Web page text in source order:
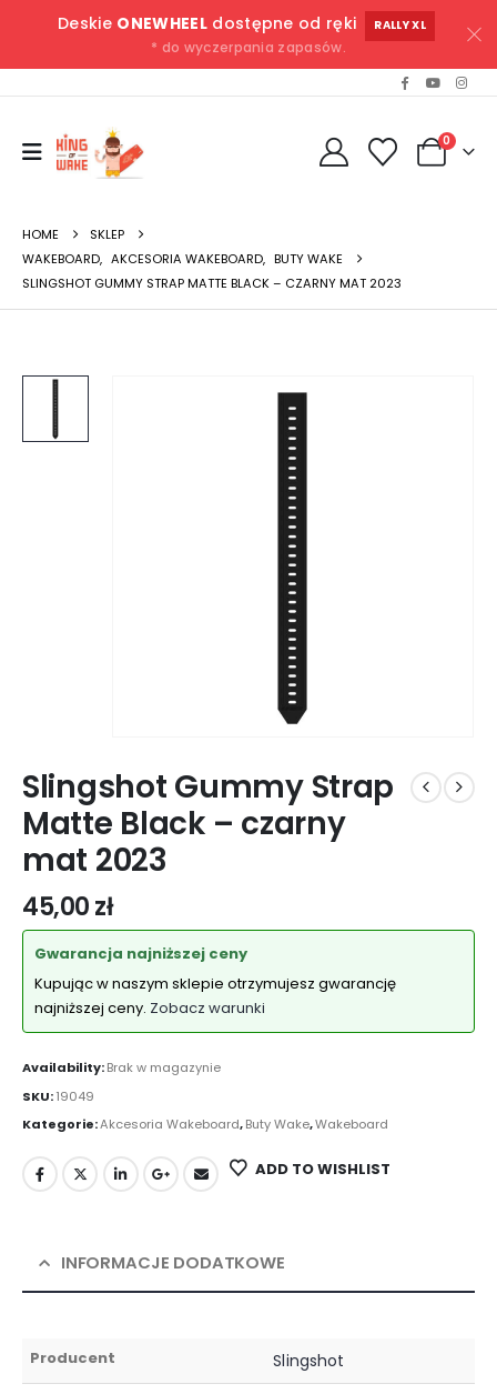
Deskie ONEWHEELdostępne od ręki RALLY XL
* do wyczerpania zapasów.
0
HOME
SKLEP
WAKEBOARD, AKCESORIA WAKEBOARD, BUTY WAKE
SLINGSHOT GUMMY STRAP MATTE BLACK – CZARNY MAT 2023
Slingshot Gummy Strap
Matte Black – czarny
mat 2023
45,00zł
Gwarancja najniższej ceny
Kupując w naszym sklepie otrzymujesz gwarancję
najniższej ceny. Zobacz warunki
Availability:Brak w magazynie
SKU:19049
Kategorie:Akcesoria Wakeboard,Buty Wake,Wakeboard
ADD TO WISHLIST
INFORMACJE DODATKOWE
Producent Slingshot